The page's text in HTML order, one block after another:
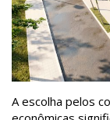
A escolha pelos